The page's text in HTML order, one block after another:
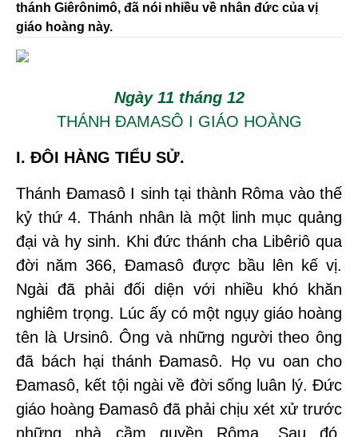
thánh Giêrônimô, đã nói nhiều về nhân đức của vị
giáo hoàng này.
Ngày 11 tháng 12
THÁNH ĐAMASÔ I GIÁO HOÀNG
I. ĐÔI HÀNG TIỂU SỬ.
Thánh Đamasô I sinh tại thành Rôma vào thế
kỷ thứ 4. Thánh nhân là một linh mục quảng
đại và hy sinh. Khi đức thánh cha Libêriô qua
đời năm 366, Đamasô được bầu lên kế vị.
Ngài đã phải đối diện với nhiều khó khăn
nghiêm trọng. Lúc ấy có một ngụy giáo hoàng
tên là Ursinô. Ông và những người theo ông
đã bách hại thánh Đamasô. Họ vu oan cho
Đamasô, kết tội ngài về đời sống luân lý. Đức
giáo hoàng Đamasô đã phải chịu xét xử trước
những nhà cầm quyền Rôma. Sau đó,